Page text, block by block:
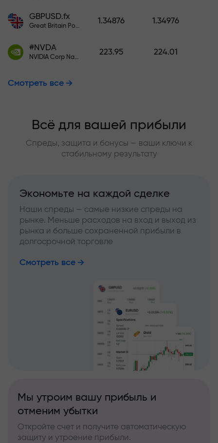
GBPUSD.fx
Great Britain Pound vs US Dollar
1.34876 1.34976
#NVDA
NVIDIA Corp Nasdaq Stock Exchange (Nasdaq) USD
223.95 224.01
Смотреть все
Всё для вашей прибыли
Спреды, защита и бонусы — ваши ключи к
стабильному результату
Экономьте на каждой сделке
Наши спреды — самые низкие спреды на
рынке. Меньше расходов на вход и выход из
рынка и больше сохраненной прибыли в
долгосрочной торговле
Смотреть все
Мы утроим вашу прибыль и
отменим убытки
Откройте счет и получите автоматическую
защиту и утроение прибыли.